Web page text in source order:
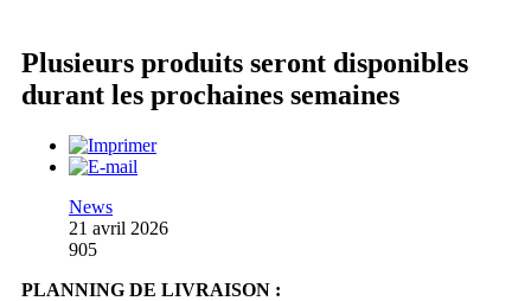
Plusieurs produits seront disponibles
durant les prochaines semaines
News
21 avril 2026
905
PLANNING DE LIVRAISON :